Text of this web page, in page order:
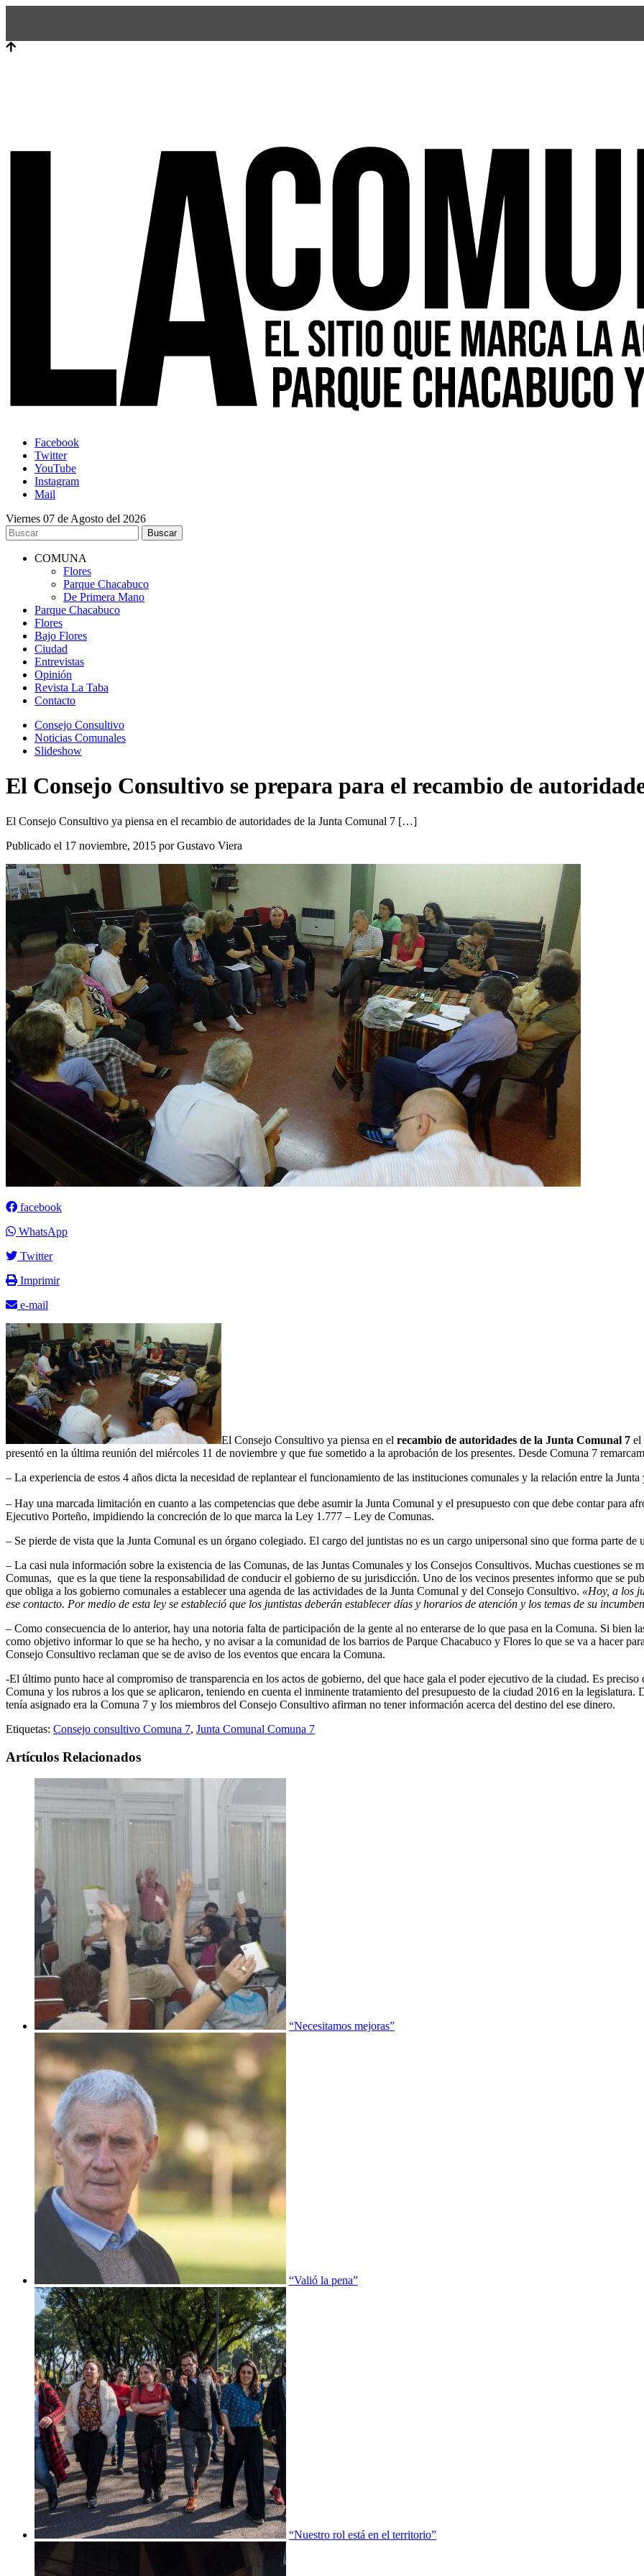
Facebook
Twitter
YouTube
Instagram
Mail
Viernes 07 de Agosto del 2026
COMUNA
Flores
Parque Chacabuco
De Primera Mano
Parque Chacabuco
Flores
Bajo Flores
Ciudad
Entrevistas
Opinión
Revista La Taba
Contacto
Consejo Consultivo
Noticias Comunales
Slideshow
El Consejo Consultivo se prepara para el recambio de
El Consejo Consultivo ya piensa en el recambio de autoridades de la Junta Comunal 7 […]
Publicado el 17 noviembre, 2015 por Gustavo Viera
facebook
WhatsApp
Twitter
Imprimir
e-mail
El Consejo Consultivo ya piensa en el recambio de autoridades de la Junta Comunal 7 el
presentó en la última reunión del miércoles 11 de noviembre y que fue sometido a la aprobación de los presentes. Desde Comuna 7
– La experiencia de estos 4 años dicta la necesidad de replantear el funcionamiento de las instituciones comunales y la relación entre la
– Hay una marcada limitación en cuanto a las competencias que debe asumir la Junta Comunal y el presupuesto con que debe contar para
Ejecutivo Porteño, impidiendo la concreción de lo que marca la Ley 1.777 – Ley de Comunas.
– Se pierde de vista que la Junta Comunal es un órgano colegiado. El cargo del juntistas no es un cargo unipersonal sino que forma parte de
– La casi nula información sobre la existencia de las Comunas, de las Juntas Comunales y los Consejos Consultivos. Muchas cuestiones se
Comunas, que es la que tiene la responsabilidad de conducir el gobierno de su jurisdicción. Uno de los vecinos presentes informo que se
que obliga a los gobierno comunales a establecer una agenda de las actividades de la Junta Comunal y del Consejo Consultivo. «Hoy, a los
ese contacto. Por medio de esta ley se estableció que los juntistas deberán establecer días y horarios de atención y los temas de su
– Como consecuencia de lo anterior, hay una notoria falta de participación de la gente al no enterarse de lo que pasa en la Comuna. Si bien
como objetivo informar lo que se ha hecho, y no avisar a la comunidad de los barrios de Parque Chacabuco y Flores lo que se va a hacer
Consejo Consultivo reclaman que se de aviso de los eventos que encara la Comuna.
-El último punto hace al compromiso de transparencia en los actos de gobierno, del que hace gala el poder ejecutivo de la ciudad. Es
Comuna y los rubros a los que se aplicaron, teniendo en cuenta el inminente tratamiento del presupuesto de la ciudad 2016 en la
tenía asignado era la Comuna 7 y los miembros del Consejo Consultivo afirman no tener información acerca del destino del ese dinero.
Etiquetas: Consejo consultivo Comuna 7, Junta Comunal Comuna 7
Artículos Relacionados
“Necesitamos mejoras”
“Valió la pena”
“Nuestro rol está en el territorio”